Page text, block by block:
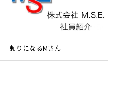
頼りになるMさん